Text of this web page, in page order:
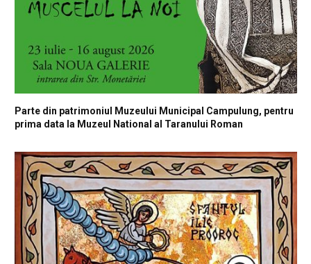
Parte din patrimoniul Muzeului Municipal Campulung, pentru
prima data la Muzeul National al Taranului Roman